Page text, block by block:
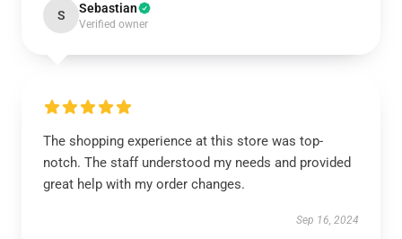
S Sebastian
Verified owner
The shopping experience at this store was top-
notch. The staff understood my needs and provided
great help with my order changes.
Sep 16, 2024